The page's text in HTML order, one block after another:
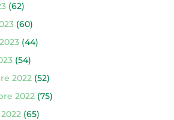
(62)
(60)
(44)
(54)
2022(52)
2022(75)
(65)